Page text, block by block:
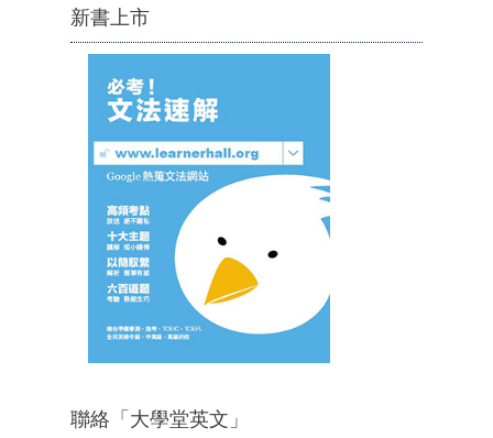
新書上市
聯絡「大學堂英文」